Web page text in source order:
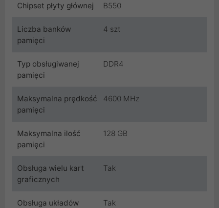
Chipset płyty głównej B550
Liczba banków
pamięci
4 szt
Typ obsługiwanej
pamięci
DDR4
Maksymalna prędkość
pamięci
4600 MHz
Maksymalna ilość
pamięci
128 GB
Obsługa wielu kart
graficznych
Tak
Obsługa układów
Tak